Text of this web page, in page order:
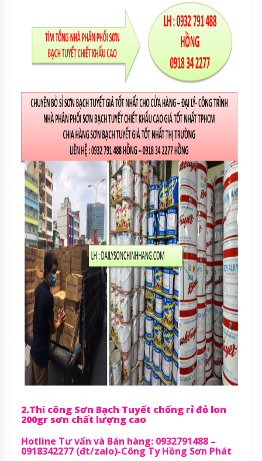
2.Thi công Sơn Bạch Tuyết chống rỉ đỏ lon
200gr sơn chất lượng cao
Hotline Tư vấn và Bán hàng: 0932791488 –
0918342277 (đt/zalo)-Công Ty Hồng Sơn Phát